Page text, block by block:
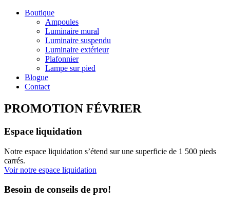
Boutique
Ampoules
Luminaire mural
Luminaire suspendu
Luminaire extérieur
Plafonnier
Lampe sur pied
Blogue
Contact
PROMOTION FÉVRIER
Espace liquidation
Notre espace liquidation s’étend sur une superficie de 1 500 pieds
carrés.
Voir notre espace liquidation
Besoin de conseils de pro!